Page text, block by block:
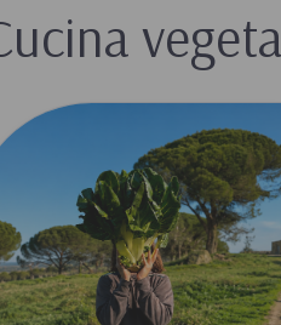
e
e passate
e aromi
Pasta, Riso
Pasta
Taralli e
Farine
Cereali